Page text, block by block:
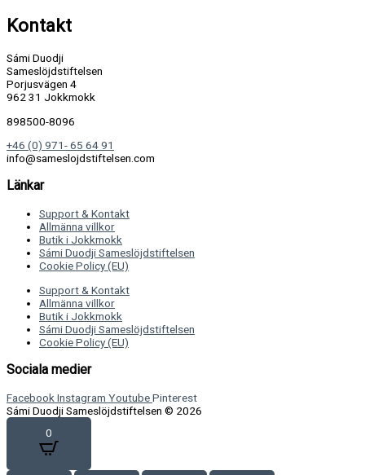
Kontakt
Sámi Duodji
Sameslöjdstiftelsen
Porjusvägen 4
962 31 Jokkmokk
898500-8096
+46 (0) 971- 65 64 91
info@sameslojdstiftelsen.com
Länkar
Support & Kontakt
Allmänna villkor
Butik i Jokkmokk
Sámi Duodji Sameslöjdstiftelsen
Cookie Policy (EU)
Support & Kontakt
Allmänna villkor
Butik i Jokkmokk
Sámi Duodji Sameslöjdstiftelsen
Cookie Policy (EU)
Sociala medier
Facebook Instagram YoutubePinterest
Sámi Duodji Sameslöjdstiftelsen © 2026
0